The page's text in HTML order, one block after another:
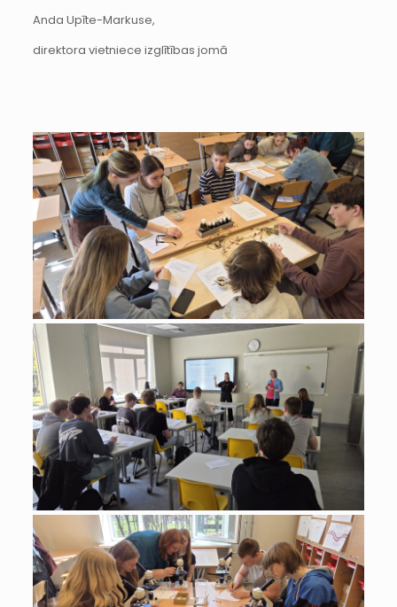
Anda Upīte-Markuse,
direktora vietniece izglītības jomā